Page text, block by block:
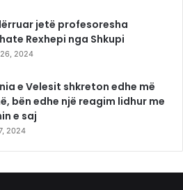
jetë profesoresha
Rexhepi nga Shkupi
2024
e Velesit shkreton edhe më
bën edhe një reagim lidhur me
e saj
2024